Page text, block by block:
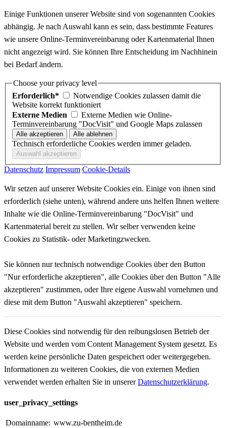
Einige Funktionen unserer Website sind von sogenannten Cookies
abhängig. Je nach Auswahl kann es sein, dass bestimmte Features
wie unsere Online-Terminvereinbarung oder Kartenmaterial Ihnen
nicht angezeigt wird. Sie können Ihre Entscheidung im Nachhinein
bei Bedarf ändern.
Choose your privacy level
Erforderlich*
Notwendige Cookies zulassen damit die
Website korrekt funktioniert
Externe Medien
Externe Medien wie Online-
Terminvereinbarung "DocVisit" und Google Maps zulassen
Technisch erforderliche Cookies werden immer geladen.
Datenschutz Impressum Cookie-Details
Wir setzen auf unserer Website Cookies ein. Einige von ihnen sind
erforderlich (siehe unten), während andere uns helfen Ihnen weitere
Inhalte wie die Online-Terminvereinbarung "DocVisit" und
Kartenmaterial bereit zu stellen. Wir selber verwenden keine
Cookies zu Statistik- oder Marketingzwecken.
Sie können nur technisch notwendige Cookies über den Button
"Nur erforderliche akzeptieren", alle Cookies über den Button "Alle
akzeptieren" zustimmen, oder Ihre eigene Auswahl vornehmen und
diese mit dem Button "Auswahl akzeptieren" speichern.
Diese Cookies sind notwendig für den reibungslosen Betrieb der
Website und werden vom Content Management System gesetzt. Es
werden keine persönliche Daten gespeichert oder weitergegeben.
Informationen zu weiteren Cookies, die von externen Medien
verwendet werden erhalten Sie in unsererDatenschutzerklärung.
user_privacy_settings
Domainname: www.zu-bentheim.de